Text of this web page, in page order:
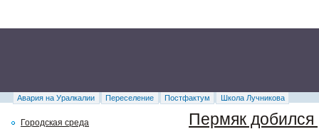
Авария на Уралкалии Переселение Постфактум Школа Лучникова
Пермяк добился
Городская среда